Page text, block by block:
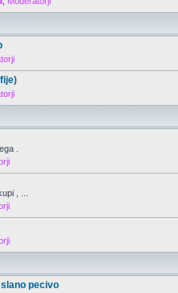
.
, ...
pecivo